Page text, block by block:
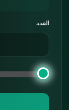
العدد